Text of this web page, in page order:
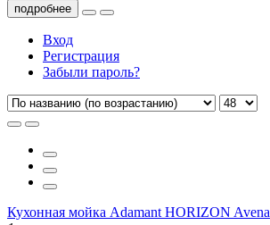
подробнее
Вход
Регистрация
Забыли пароль?
Кухонная мойка Adamant HORIZON Avena